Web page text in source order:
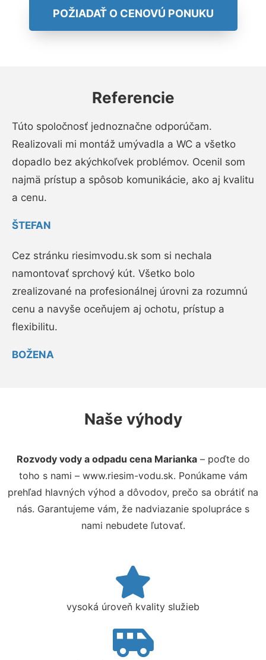
POŽIADAŤ O CENOVÚ PONUKU
Referencie
Túto spoločnosť jednoznačne odporúčam.
Realizovali mi montáž umývadla a WC a všetko
dopadlo bez akýchkoľvek problémov. Ocenil som
najmä prístup a spôsob komunikácie, ako aj kvalitu
a cenu.
ŠTEFAN
Cez stránku riesimvodu.sk som si nechala
namontovať sprchový kút. Všetko bolo
zrealizované na profesionálnej úrovni za rozumnú
cenu a navyše oceňujem aj ochotu, prístup a
flexibilitu.
BOŽENA
Naše výhody
Rozvody vody a odpadu cena Marianka– poďte do
toho s nami – www.riesim-vodu.sk. Ponúkame vám
prehľad hlavných výhod a dôvodov, prečo sa obrátiť na
nás. Garantujeme vám, že nadviazanie spolupráce s
nami nebudete ľutovať.
vysoká úroveň kvality služieb